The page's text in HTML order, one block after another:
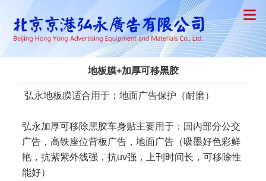
地板膜+加厚可移黑胶
弘永地板膜适合用于：地面广告保护（耐磨）
弘永加厚可移除黑胶车身贴主要用于：国内部分公交
广告，高铁座位背板广告，地面广告（吸墨好色彩鲜
艳，抗紫紫外线强，抗uv强，上刊时间长，可移除性
能好）